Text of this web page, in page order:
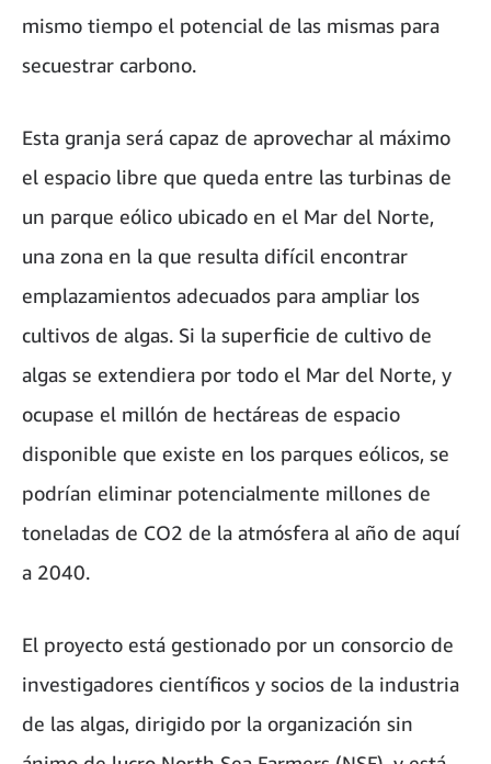
mismo tiempo el potencial de las mismas para
secuestrar carbono.
Esta granja será capaz de aprovechar al máximo
el espacio libre que queda entre las turbinas de
un parque eólico ubicado en el Mar del Norte,
una zona en la que resulta difícil encontrar
emplazamientos adecuados para ampliar los
cultivos de algas. Si la superficie de cultivo de
algas se extendiera por todo el Mar del Norte, y
ocupase el millón de hectáreas de espacio
disponible que existe en los parques eólicos, se
podrían eliminar potencialmente millones de
toneladas de CO2 de la atmósfera al año de aquí
a 2040.
El proyecto está gestionado por un consorcio de
investigadores científicos y socios de la industria
de las algas, dirigido por la organización sin